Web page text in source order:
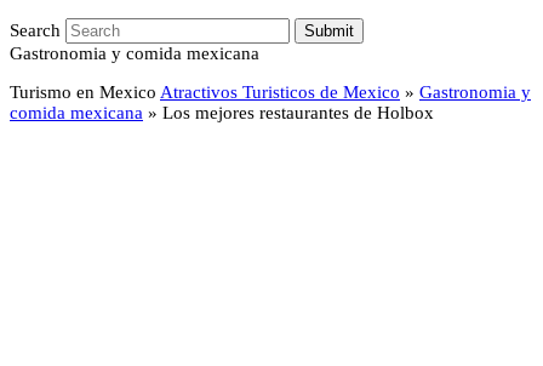
Search Submit
Gastronomia y comida mexicana
Turismo en Mexico Atractivos Turisticos de Mexico » Gastronomia y
comida mexicana » Los mejores restaurantes de Holbox